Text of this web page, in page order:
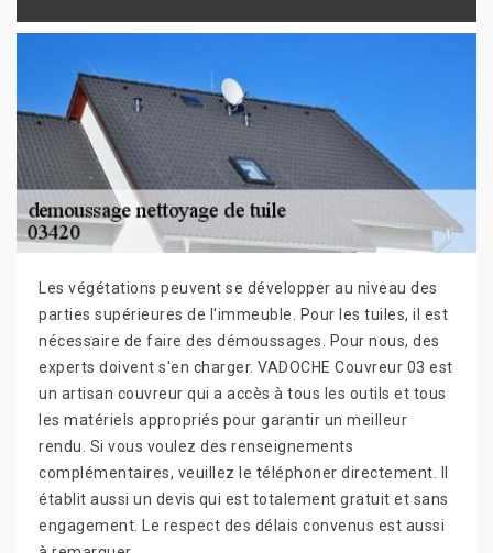
Les végétations peuvent se développer au niveau des
parties supérieures de l'immeuble. Pour les tuiles, il est
nécessaire de faire des démoussages. Pour nous, des
experts doivent s'en charger. VADOCHE Couvreur 03 est
un artisan couvreur qui a accès à tous les outils et tous
les matériels appropriés pour garantir un meilleur
rendu. Si vous voulez des renseignements
complémentaires, veuillez le téléphoner directement. Il
établit aussi un devis qui est totalement gratuit et sans
engagement. Le respect des délais convenus est aussi